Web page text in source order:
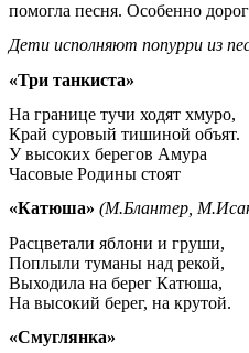
помогла песня. Особенно
Дети исполняют попурри из
«Три танкиста»
На границе тучи ходят хмуро,
Край суровый тишиной объят.
У высоких берегов Амура
Часовые Родины стоят
«Катюша» (М.Блантер,
Расцветали яблони и груши,
Поплыли туманы над рекой,
Выходила на берег Катюша,
На высокий берег, на крутой.
«Смуглянка»